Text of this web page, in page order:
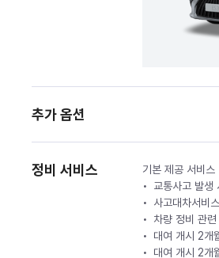
추가 옵션
정비 서비스
기본 제공 서비스
교통사고 발생
사고대차서비
차량 정비 관
대여 개시 2개
대여 개시 2개